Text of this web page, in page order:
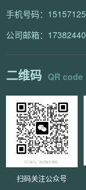
手机号码：
公司邮箱：
二维码 QR code
扫码关注公众号